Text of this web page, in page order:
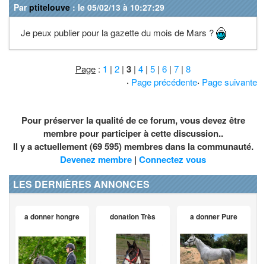
Parptitelouve : le 05/02/13 à 10:27:29
Je peux publier pour la gazette du mois de Mars ?
Page : 1 | 2 | 3 | 4 | 5 | 6 | 7 | 8
· Page précédente· Page suivante
Pour préserver la qualité de ce forum, vous devez être
membre pour participer à cette discussion..
Il y a actuellement (69 595) membres dans la communauté.
Devenez membre | Connectez vous
LES DERNIÈRES ANNONCES
a donner hongre donation Très a donner Pure